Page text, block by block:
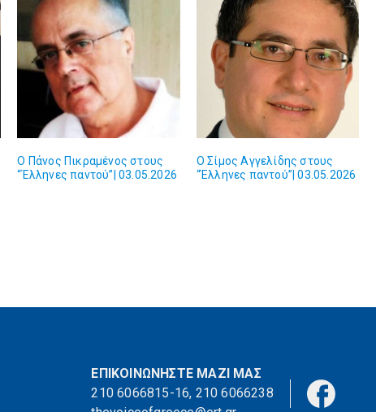
Ο Πάνος Πικραμένος στους
“Έλληνες παντού”| 03.05.2026
Ο Σίμος Αγγελίδης στους
“Έλληνες παντού”| 03.05.2026
ΕΠΙΚΟΙΝΩΝΗΣΤΕ ΜΑΖΙ ΜΑΣ
210 6066815-16, 210 6066238